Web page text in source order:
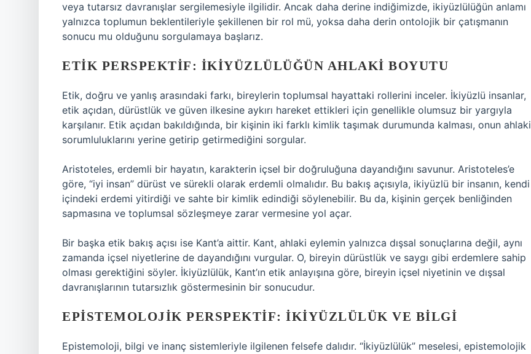
veya tutarsız davranışlar sergilemesiyle ilgilidir. Ancak daha derine indiğimizde, ikiyüzlülüğün anlamı
yalnızca toplumun beklentileriyle şekillenen bir rol mü, yoksa daha derin ontolojik bir çatışmanın
sonucu mu olduğunu sorgulamaya başlarız.
ETIK PERSPEKTIF: İKIYÜZLÜLÜĞÜN AHLAKI BOYUTU
Etik, doğru ve yanlış arasındaki farkı, bireylerin toplumsal hayattaki rollerini inceler. İkiyüzlü insanlar,
etik açıdan, dürüstlük ve güven ilkesine aykırı hareket ettikleri için genellikle olumsuz bir yargıyla
karşılanır. Etik açıdan bakıldığında, bir kişinin iki farklı kimlik taşımak durumunda kalması, onun ahlaki
sorumluluklarını yerine getirip getirmediğini sorgular.
Aristoteles, erdemli bir hayatın, karakterin içsel bir doğruluğuna dayandığını savunur. Aristoteles’e
göre, “iyi insan” dürüst ve sürekli olarak erdemli olmalıdır. Bu bakış açısıyla, ikiyüzlü bir insanın, kendi
içindeki erdemi yitirdiği ve sahte bir kimlik edindiği söylenebilir. Bu da, kişinin gerçek benliğinden
sapmasına ve toplumsal sözleşmeye zarar vermesine yol açar.
Bir başka etik bakış açısı ise Kant’a aittir. Kant, ahlaki eylemin yalnızca dışsal sonuçlarına değil, aynı
zamanda içsel niyetlerine de dayandığını vurgular. O, bireyin dürüstlük ve saygı gibi erdemlere sahip
olması gerektiğini söyler. İkiyüzlülük, Kant’ın etik anlayışına göre, bireyin içsel niyetinin ve dışsal
davranışlarının tutarsızlık göstermesinin bir sonucudur.
EPISTEMOLOJIK PERSPEKTIF: İKIYÜZLÜLÜK VE BILGI
Epistemoloji, bilgi ve inanç sistemleriyle ilgilenen felsefe dalıdır. “İkiyüzlülük” meselesi, epistemolojik